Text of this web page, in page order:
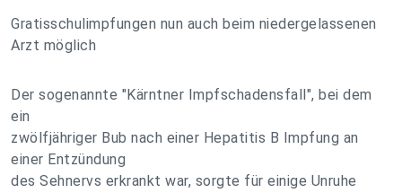
Gratisschulimpfungen nun auch beim niedergelassenen
Arzt möglich
Der sogenannte "Kärntner Impfschadensfall", bei dem
ein
zwölfjähriger Bub nach einer Hepatitis B Impfung an
einer Entzündung
des Sehnervs erkrankt war, sorgte für einige Unruhe